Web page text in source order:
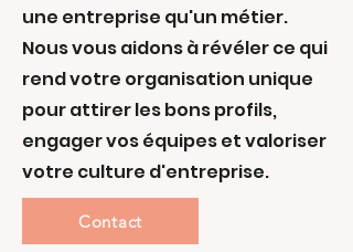
une entreprise qu'un métier.
Nous vous aidons à révéler ce qui
rend votre organisation unique
pour attirer les bons profils,
engager vos équipes et valoriser
votre culture d'entreprise.
Contact